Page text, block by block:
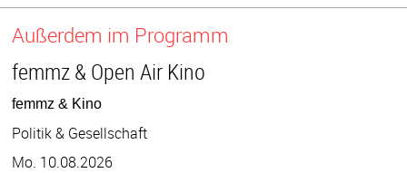
Außerdem im Programm
femmz & Open Air Kino
femmz & Kino
Politik & Gesellschaft
Mo. 10.08.2026